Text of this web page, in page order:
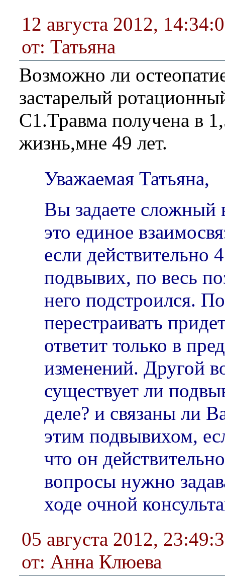
12 августа 2012,
от: Татьяна
Возможно ли
застарелый
С1.Травма получена в
жизнь,мне 49 лет.
Уважаемая Татьяна,
Вы задаете сложный
это единое
если действительно
подвывих, по весь
него подстроился.
перестраивать
ответит только в
изменений. Другой
существует ли
деле? и связаны ли
этим подвывихом,
что он
вопросы нужно
ходе очной
05 августа 2012,
от: Анна Клюева